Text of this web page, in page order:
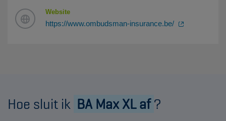
Website
https://www.ombudsman-insurance.be/
Hoe sluit ik BA Max XL af?